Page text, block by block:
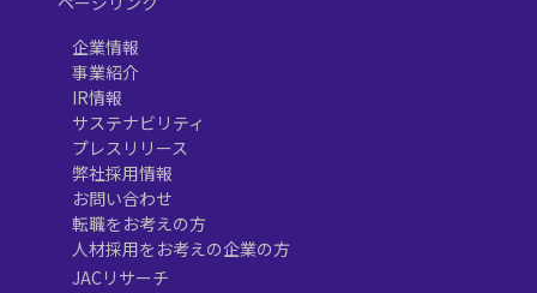
企業情報
事業紹介
IR情報
サステナビリティ
プレスリリース
弊社採用情報
お問い合わせ
転職をお考えの方
人材採用をお考えの企業の方
JACリサーチ